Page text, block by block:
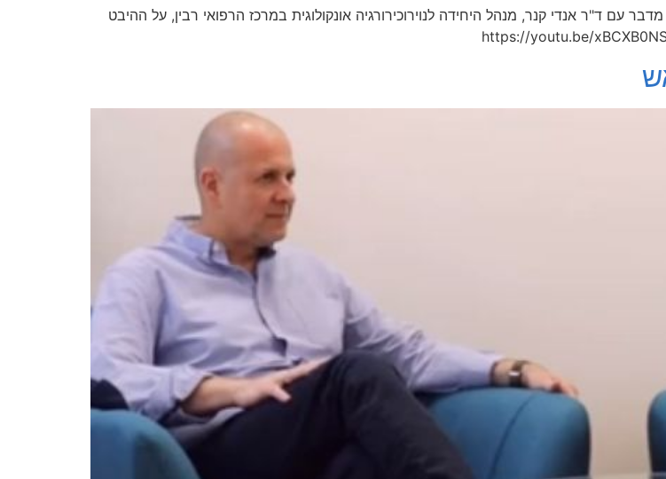
עם ד"ר אנדי קנר, מנהל היחידה לנוירוכירורגיה אונקולוגית במרכז הרפואי רבין, על ההיבט